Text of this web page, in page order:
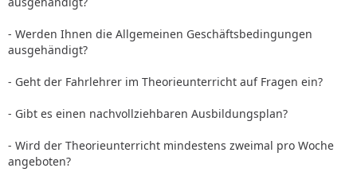
- Werden Ihnen die Allgemeinen Geschäftsbedingungen
ausgehändigt?
- Geht der Fahrlehrer im Theorieunterricht auf Fragen ein?
- Gibt es einen nachvollziehbaren Ausbildungsplan?
- Wird der Theorieunterricht mindestens zweimal pro Woche
angeboten?